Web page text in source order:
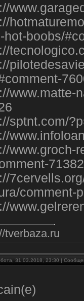
hot-boobs/
www.matte-
sptnt.com/
www.groch-
71382
comment-
tverbaza.ru
31.03.2018, 23:30 |